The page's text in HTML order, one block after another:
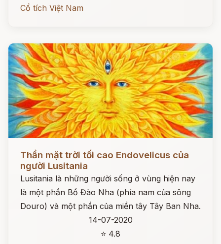
Cổ tích Việt Nam
Đọc ngay
Thần mặt trời tối cao Endovelicus của
người Lusitania
Lusitania là những người sống ở vùng hiện nay
là một phần Bồ Đào Nha (phía nam của sông
Douro) và một phần của miền tây Tây Ban Nha.
14-07-2020
⭐ 4.8